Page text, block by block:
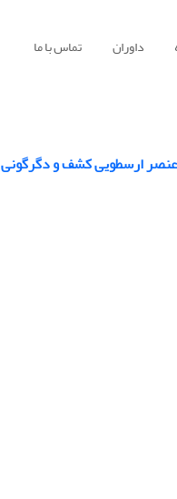
داوران تماس با ما
ارسطویی کشف و دگرگونی